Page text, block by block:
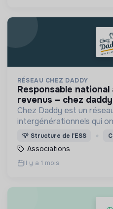
RÉSEAU CHEZ DADDY
responsable national acquisition et
revenus – chez daddy
Chez Daddy est un
intergénérationnels qui
rompre la solitude des
du lien social et
💡 Structure de l’ESS
Associations
Il y a 1 mois